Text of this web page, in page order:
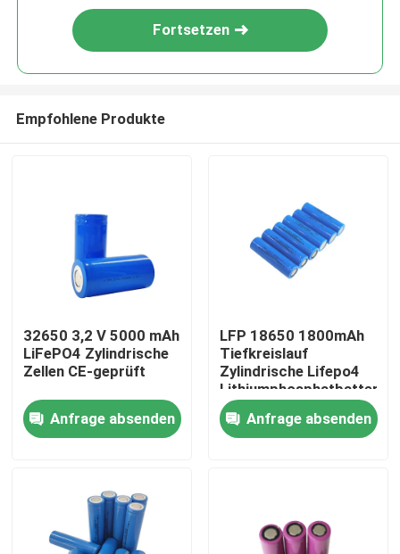
Startseite
Produkte
VR Show
Fortsetzen
Empfohlene Produkte
32650 3,2 V 5000 mAh
LiFePO4 Zylindrische
Zellen CE-geprüft
Anfrage absenden
LFP 18650 1800mAh
Tiefkreislauf
Zylindrische Lifepo4
Lithiumphosphatbatterie
18650 1.8Ah 3.2v
Anfrage absenden